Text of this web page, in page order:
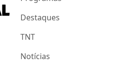
Destaques
TNT
Notícias